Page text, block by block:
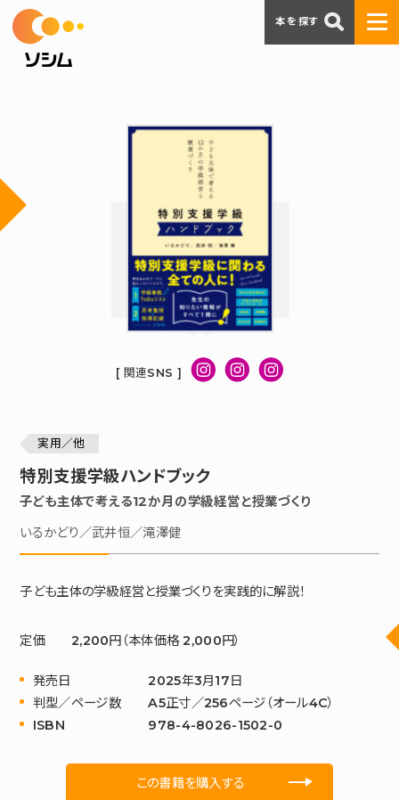
[ 関連SNS ]
実用／他
特別支援学級ハンドブック
子ども主体で考える12か月の学級経営と授業づくり
いるかどり／武井恒／滝澤健
子ども主体の学級経営と授業づくりを実践的に解説！
定価 2,200円（本体価格 2,000円）
発売日
2025年3月17日
判型／ページ数
A5正寸／256ページ（オール4C）
ISBN
978-4-8026-1502-0
この書籍を購入する
本を探す